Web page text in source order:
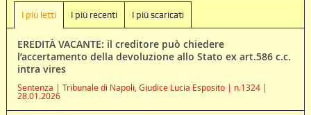
I più letti I più recenti I più scaricati
EREDITÀ VACANTE: il creditore può chiedere
l’accertamento della devoluzione allo Stato ex art.586 c.c.
intra vires
Sentenza | Tribunale di Napoli, Giudice Lucia Esposito | n.1324 |
28.01.2026